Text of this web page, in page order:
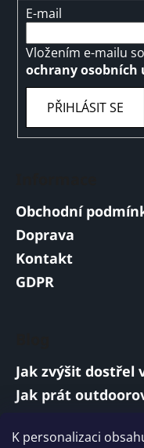
K personalizaci
E-mail
Vložením e-mailu
ochrany osobních
PŘIHLÁSIT SE
Obchodní
Doprava
Kontakt
GDPR
Jak zvýšit dostřel
Jak prát
Vojenská a